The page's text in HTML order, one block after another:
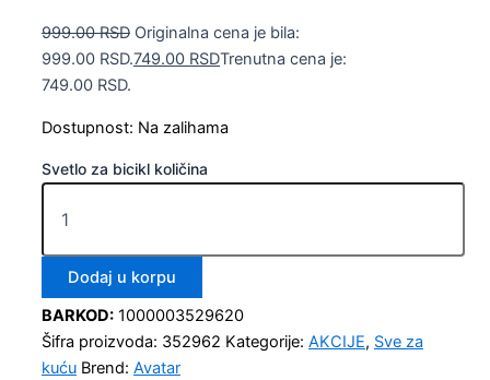
999.00RSD Originalna cena je bila:
999.00 RSD.749.00 RSDTrenutna cena je:
749.00 RSD.
Dostupnost: Na zalihama
Svetlo za bicikl količina
Dodaj u korpu
BARKOD: 1000003529620
Šifra proizvoda: 352962 Kategorije: AKCIJE, Sve za
kuću Brend: Avatar